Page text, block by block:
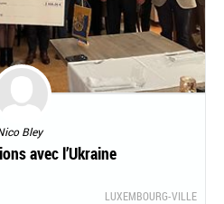
Bley
avec l’Ukraine
LUXEMBOURG-VILLE